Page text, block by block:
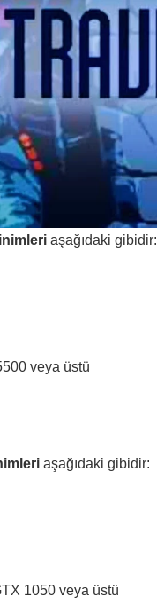
aşağıdaki gibidir:
veya üstü
aşağıdaki gibidir:
1050 veya üstü